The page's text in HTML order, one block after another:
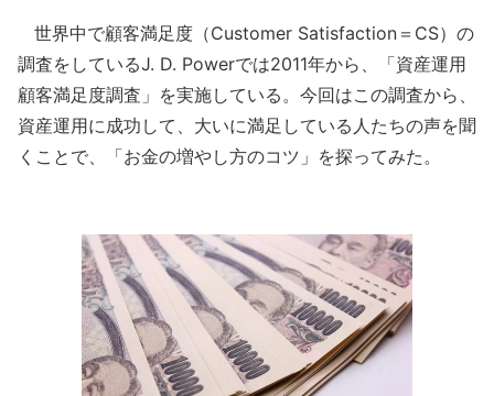
世界中で顧客満足度（Customer Satisfaction＝CS）の
調査をしているJ. D. Powerでは2011年から、「資産運用
顧客満足度調査」を実施している。今回はこの調査から、
資産運用に成功して、大いに満足している人たちの声を聞
くことで、「お金の増やし方のコツ」を探ってみた。